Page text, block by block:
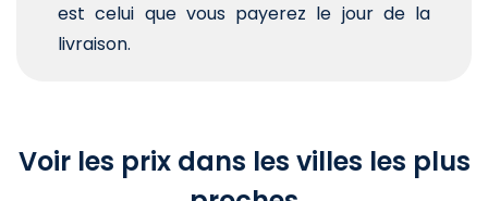
est celui que vous payerez le jour de la
livraison.
Voir les prix dans les villes les plus